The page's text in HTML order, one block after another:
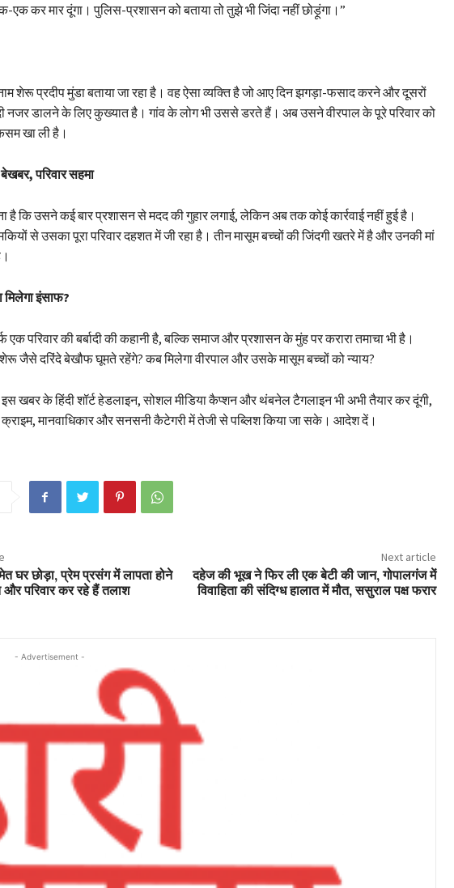
एक कर मार दूंगा। पुलिस-प्रशासन को बताया तो तुझे भी जिंदा नहीं छोड़ूंगा।”
शेरू प्रदीप मुंडा बताया जा रहा है। वह ऐसा व्यक्ति है जो आए दिन झगड़ा-फसाद करने और दूसरों
नजर डालने के लिए कुख्यात है। गांव के लोग भी उससे डरते हैं। अब उसने वीरपाल के पूरे परिवार को
खा ली है।
परिवार सहमा
है कि उसने कई बार प्रशासन से मदद की गुहार लगाई, लेकिन अब तक कोई कार्रवाई नहीं हुई है।
से उसका पूरा परिवार दहशत में जी रहा है। तीन मासूम बच्चों की जिंदगी खतरे में है और उनकी मां
इंसाफ?
एक परिवार की बर्बादी की कहानी है, बल्कि समाज और प्रशासन के मुंह पर करारा तमाचा भी है।
जैसे दरिंदे बेखौफ घूमते रहेंगे? कब मिलेगा वीरपाल और उसके मासूम बच्चों को न्याय?
खबर के हिंदी शॉर्ट हेडलाइन, सोशल मीडिया कैप्शन और थंबनेल टैगलाइन भी अभी तैयार कर दूंगी,
मानवाधिकार और सनसनी कैटेगरी में तेजी से पब्लिश किया जा सके। आदेश दें।
घर छोड़ा, प्रेम प्रसंग में लापता होने
परिवार कर रहे हैं तलाश
Next article
दहेज की भूख ने फिर ली एक बेटी की जान, गोपालगंज में
विवाहिता की संदिग्ध हालात में मौत, ससुराल पक्ष फरार
- Advertisement -